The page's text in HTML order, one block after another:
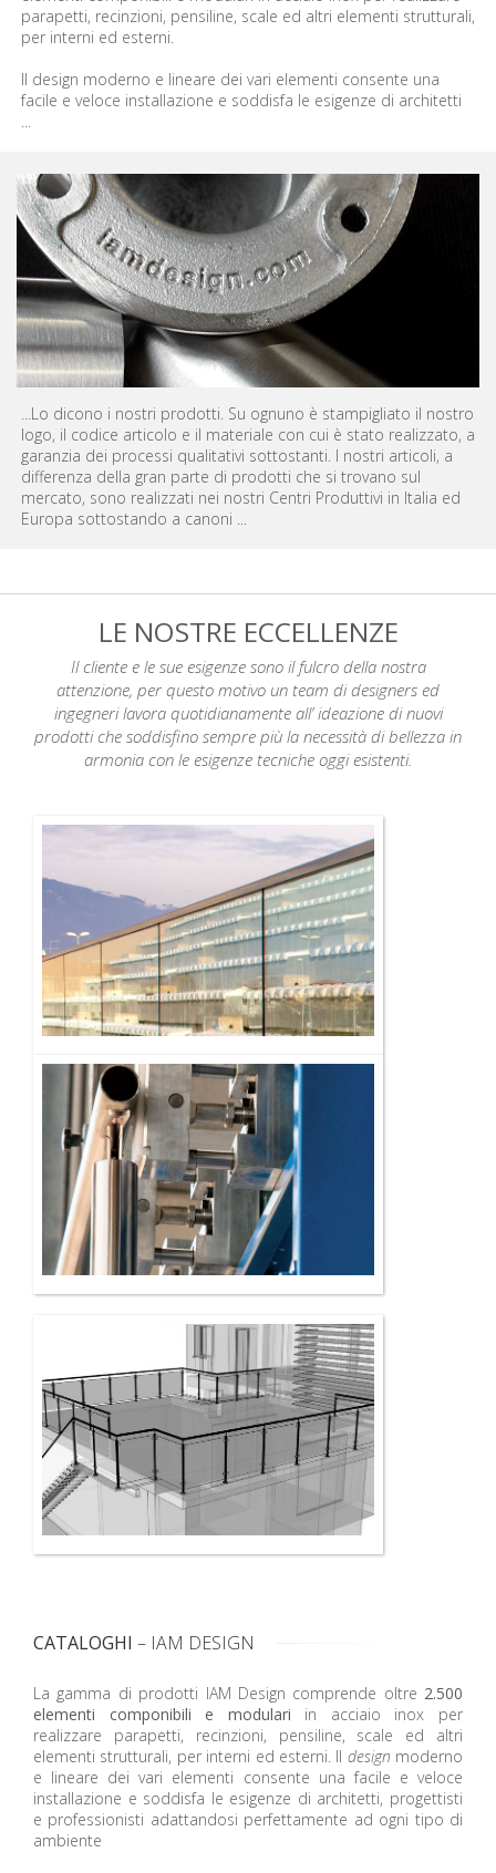
parapetti, recinzioni, pensiline, scale ed altri elementi strutturali,
per interni ed esterni.
Il design moderno e lineare dei vari elementi consente una
facile e veloce installazione e soddisfa le esigenze di architetti
...
...Lo dicono i nostri prodotti. Su ognuno è stampigliato il nostro
logo, il codice articolo e il materiale con cui è stato realizzato, a
garanzia dei processi qualitativi sottostanti. I nostri articoli, a
differenza della gran parte di prodotti che si trovano sul
mercato, sono realizzati nei nostri Centri Produttivi in Italia ed
Europa sottostando a canoni ...
LE NOSTRE ECCELLENZE
Il cliente e le sue esigenze sono il fulcro della nostra
attenzione, per questo motivo un team di designers ed
ingegneri lavora quotidianamente all’ ideazione di nuovi
prodotti che soddisfino sempre più la necessità di bellezza in
armonia con le esigenze tecniche oggi esistenti.
CATALOGHI – IAM DESIGN
La gamma di prodotti IAM Design comprende oltre 2.500
elementi componibili e modulari in acciaio inox per
realizzare parapetti, recinzioni, pensiline, scale ed altri
elementi strutturali, per interni ed esterni. Il design moderno
e lineare dei vari elementi consente una facile e veloce
installazione e soddisfa le esigenze di architetti, progettisti
e professionisti adattandosi perfettamente ad ogni tipo di
ambiente